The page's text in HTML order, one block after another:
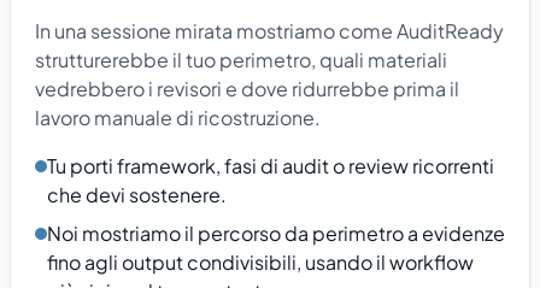
In una sessione mirata mostriamo come AuditReady
strutturerebbe il tuo perimetro, quali materiali
vedrebbero i revisori e dove ridurrebbe prima il
lavoro manuale di ricostruzione.
Tu porti framework, fasi di audit o review ricorrenti
che devi sostenere.
Noi mostriamo il percorso da perimetro a evidenze
fino agli output condivisibili, usando il workflow